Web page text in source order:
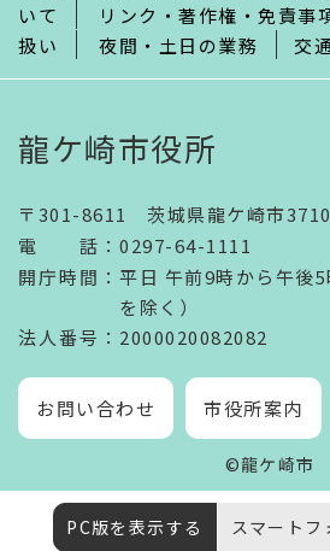
いて
リンク・著作権・免責事
扱い
夜間・土日の業務 交
龍ケ崎市役所
〒301-8611 茨城県龍ケ崎市
電話 ： 0297-64-1111
開庁時間 ： 平日 午前9時から午後
を除く）
法人番号 ：2000020082082
お問い合わせ 市役所案内
©龍ケ崎市
PC版を表示する スマートフ